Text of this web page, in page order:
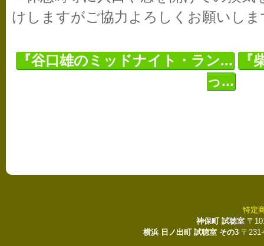
けしますがご協力よろしくお願いしま
『谷口雄のミッドナイト・ラン...
『
っ...
特定
神保町 試聴室 〒
横浜 日ノ出町 試聴室 その3 〒